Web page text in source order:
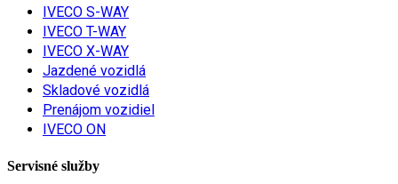
IVECO S-WAY
IVECO T-WAY
IVECO X-WAY
Jazdené vozidlá
Skladové vozidlá
Prenájom vozidiel
IVECO ON
Servisné služby